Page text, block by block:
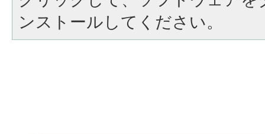
ンストールしてください。